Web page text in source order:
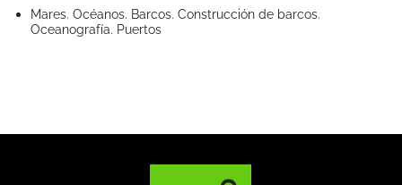
Mares. Océanos. Barcos. Construcción de barcos.
Oceanografía. Puertos